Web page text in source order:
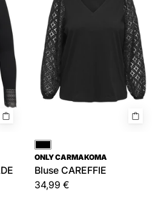
Schwarz
ONLY CARMAKOMA
Bluse CAREFFIE
34,99 €